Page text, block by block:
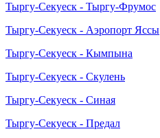
Тыргу-Секуеск - Тыргу-Фрумос
Тыргу-Секуеск - Аэропорт Яссы
Тыргу-Секуеск - Кымпына
Тыргу-Секуеск - Скулень
Тыргу-Секуеск - Синая
Тыргу-Секуеск - Предал